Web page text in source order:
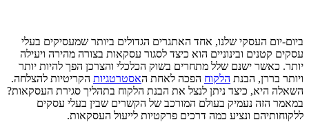
ביום-יום העסקי שלנו, אחד האתגרים הגדולים ביותר שמעסיקים בעלי
עסקים קטנים ובינוניים הוא כיצד לסגור עסקאות בצורה מהירה ויעילה
יותר. כאשר ישנם שלל מתחרים בשוק הכלכלי והצרכן הפך להיות יותר
ויותר בררן, הבנת הלקוח הפכה לאחת האסטרטגיות הקריטיות להצלחה.
השאלה היא, כיצד ניתן לנצל את הבנת הלקוח בתהליך סגירת העסקאות?
במאמר הזה נעמיק בעולם המורכב של הקשרים שבין בעלי עסקים
ללקוחותיהם ונציע כמה דרכים פרקטיות לייעול העסקאות.